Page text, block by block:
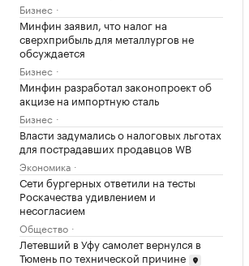
Бизнес
Минфин заявил, что налог на
сверхприбыль для металлургов не
обсуждается
Бизнес
Минфин разработал законопроект об
акцизе на импортную сталь
Бизнес
Власти задумались о налоговых льготах
для пострадавших продавцов WB
Экономика
Сети бургерных ответили на тесты
Роскачества удивлением и
несогласием
Общество
Летевший в Уфу самолет вернулся в
Тюмень по технической причине